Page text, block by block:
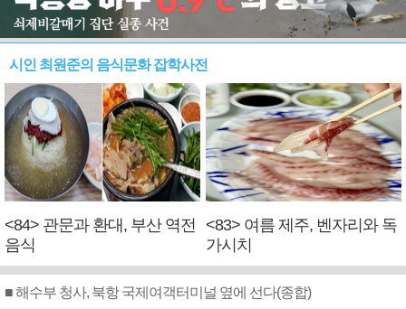
시인 최원준의 음식문화 잡학사전
<84> 관문과 환대, 부산 역전
음식
<83> 여름 제주, 벤자리와 독
가시치
■ 해수부 청사, 북항 국제여객터미널 옆에 선다(종합)